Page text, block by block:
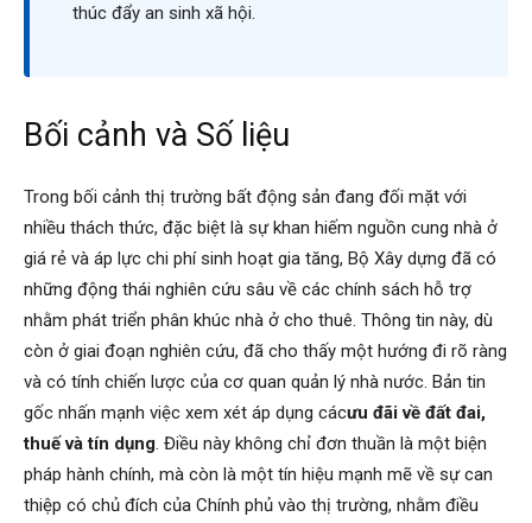
thúc đẩy an sinh xã hội.
Bối cảnh và Số liệu
Trong bối cảnh thị trường bất động sản đang đối mặt với
nhiều thách thức, đặc biệt là sự khan hiếm nguồn cung nhà ở
giá rẻ và áp lực chi phí sinh hoạt gia tăng, Bộ Xây dựng đã có
những động thái nghiên cứu sâu về các chính sách hỗ trợ
nhằm phát triển phân khúc nhà ở cho thuê. Thông tin này, dù
còn ở giai đoạn nghiên cứu, đã cho thấy một hướng đi rõ ràng
và có tính chiến lược của cơ quan quản lý nhà nước. Bản tin
gốc nhấn mạnh việc xem xét áp dụng cácưu đãi về đất đai,
thuế và tín dụng. Điều này không chỉ đơn thuần là một biện
pháp hành chính, mà còn là một tín hiệu mạnh mẽ về sự can
thiệp có chủ đích của Chính phủ vào thị trường, nhằm điều